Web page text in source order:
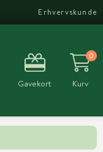
Erhvervskunde
Gavekort
0
Kurv